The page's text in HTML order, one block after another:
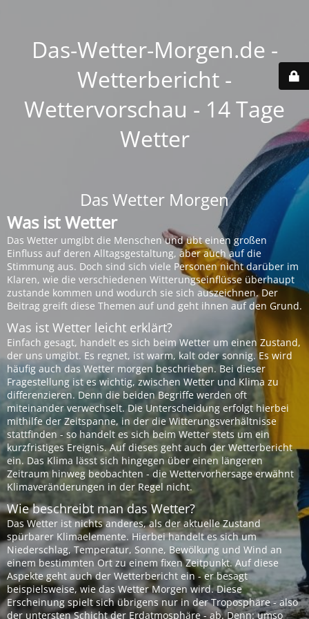
Das-Wetter-Morgen.de -
Wetterbericht -
Wettervorschau - 14 Tage
Wetter
Das Wetter Morgen
Was ist Wetter
Das Wetter umgibt die Menschen und übt einen großen
Einfluss auf deren Alltagsgestaltung, aber auch auf die
Stimmung aus. Doch sind sich viele Personen nicht darüber im
Klaren, wie die verschiedenen Witterungseinflüsse überhaupt
zustande kommen und wodurch sie sich auszeichnen. Der
Beitrag greift diese Themen auf und geht ihnen auf den Grund.
Was ist Wetter leicht erklärt?
Einfach gesagt, handelt es sich beim Wetter um einen Zustand,
der uns umgibt. Es regnet, ist warm, kalt oder sonnig. Es wird
häufig auch das Wetter morgen beschrieben. Bei dieser
Fragestellung ist es wichtig, zwischen Wetter und Klima zu
differenzieren. Denn die beiden Begriffe werden oft
miteinander verwechselt. Die Unterscheidung erfolgt hierbei
mithilfe der Zeitspanne, in der die Witterungsverhältnisse
stattfinden - so handelt es sich beim Wetter stets um ein
kurzfristiges Ereignis. Auf dieses geht auch der Wetterbericht
ein. Das Klima lässt sich hingegen über einen längeren
Zeitraum hinweg beobachten - die Wettervorhersage erwähnt
Klimaveränderungen in der Regel nicht.
Wie beschreibt man das Wetter?
Das Wetter ist nichts anderes, als der aktuelle Zustand
spürbarer Klimaelemente. Hierbei handelt es sich um
Niederschlag, Temperatur, Sonne, Bewölkung und Wind an
einem bestimmten Ort zu einem fixen Zeitpunkt. Auf diese
Aspekte geht auch der Wetterbericht ein - er besagt
beispielsweise, wie das Wetter Morgen wird. Diese
Erscheinung spielt sich übrigens nur in der Troposphäre - also
der untersten Schicht der Erdatmosphäre - ab. Denn: umso